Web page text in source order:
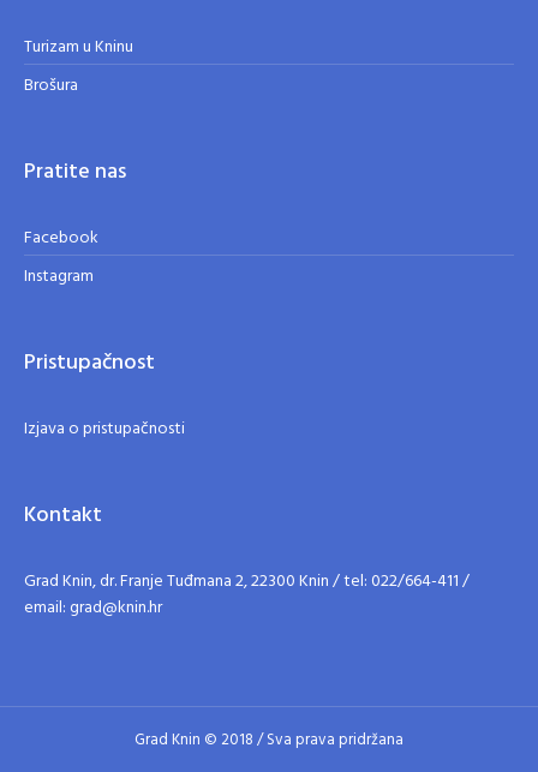
Turizam u Kninu
Brošura
Pratite nas
Facebook
Instagram
Pristupačnost
Izjava o pristupačnosti
Kontakt
Grad Knin, dr. Franje Tuđmana 2, 22300 Knin / tel: 022/664-411 /
email: grad@knin.hr
Grad Knin © 2018 / Sva prava pridržana